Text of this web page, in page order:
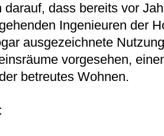
darauf, dass bereits vor
Ingenieuren der
ausgezeichnete
vorgesehen,
betreutes Wohnen.